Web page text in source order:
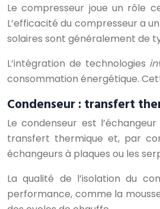
Le compresseur joue un rôle
L’efficacité du compresseur a
solaires sont généralement de
L’intégration de technologies
consommation énergétique.
Condenseur : transfert
Le condenseur est
transfert thermique et, par
échangeurs à plaques ou les
La qualité de l’isolation du
performance, comme la